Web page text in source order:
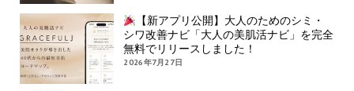
【新アプリ公開】大人のためのシミ・
シワ改善ナビ「大人の美肌活ナビ」を完全
無料でリリースしました！
2026年7月27日